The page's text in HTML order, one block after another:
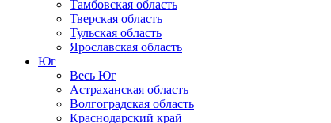
Тамбовская область
Тверская область
Тульская область
Ярославская область
Юг
Весь Юг
Астраханская область
Волгоградская область
Краснодарский край